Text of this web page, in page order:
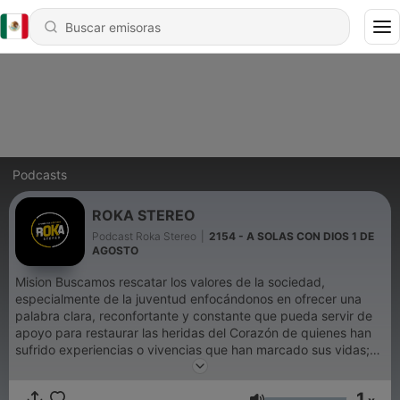
Podcasts
ROKA STEREO
Podcast Roka Stereo
2154 - A SOLAS CON DIOS 1 DE
AGOSTO
Mision Buscamos rescatar los valores de la sociedad,
especialmente de la juventud enfocándonos en ofrecer una
palabra clara, reconfortante y constante que pueda servir de
apoyo para restaurar las heridas del Corazón de quienes han
sufrido experiencias o vivencias que han marcado sus vidas;
siempre exaltando el amor y el perdón de Dios que dió a través